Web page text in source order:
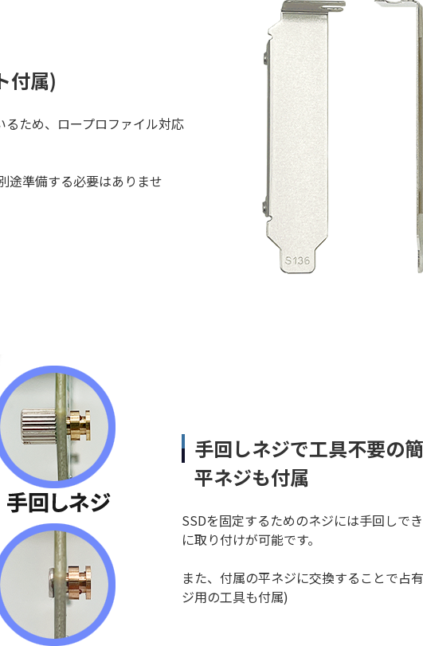
付属)
るため、ロープロファイル対応
途準備する必要はありませ
手回しネジで工具不要の
平ネジも付属
SSDを固定するためのネジには手回しで
に取り付けが可能です。
また、付属の平ネジに交換することで占
ジ用の工具も付属)